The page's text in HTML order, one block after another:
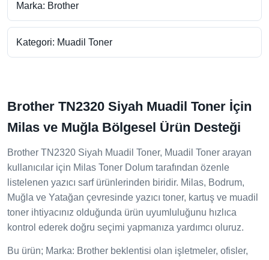
Marka: Brother
Kategori: Muadil Toner
Brother TN2320 Siyah Muadil Toner İçin
Milas ve Muğla Bölgesel Ürün Desteği
Brother TN2320 Siyah Muadil Toner, Muadil Toner arayan
kullanıcılar için Milas Toner Dolum tarafından özenle
listelenen yazıcı sarf ürünlerinden biridir. Milas, Bodrum,
Muğla ve Yatağan çevresinde yazıcı toner, kartuş ve muadil
toner ihtiyacınız olduğunda ürün uyumluluğunu hızlıca
kontrol ederek doğru seçimi yapmanıza yardımcı oluruz.
Bu ürün; Marka: Brother beklentisi olan işletmeler, ofisler,